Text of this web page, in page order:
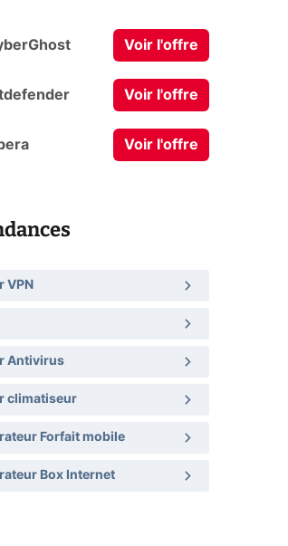
Voir l'offre
Voir l'offre
Voir l'offre
VPN
Antivirus
climatiseur
Forfait mobile
Box Internet